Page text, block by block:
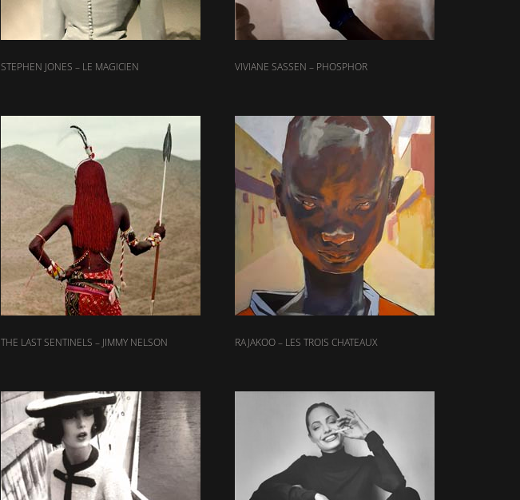
STEPHEN JONES – LE MAGICIEN VIVIANE SASSEN – PHOSPHOR
THE LAST SENTINELS – JIMMY NELSON RAJAKOO – LES TROIS CHATEAUX